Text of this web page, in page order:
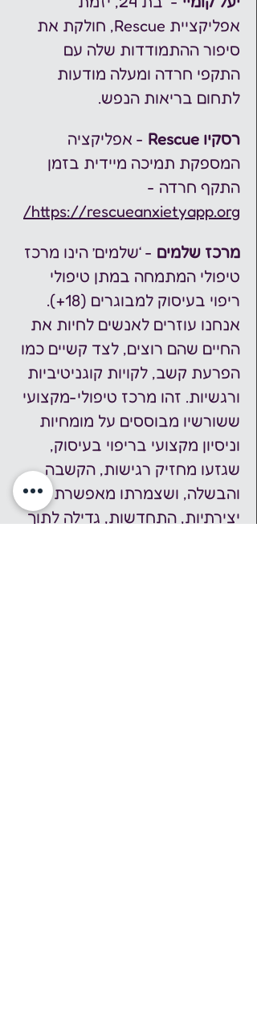
אפליקציית Rescue, חולקת את
סיפור ההתמודדות שלה עם
התקפי חרדה ומעלה מודעות
לתחום בריאות הנפש.
רסקיו Rescue
- אפליקציה
המספקת תמיכה מיידית בזמן
התקף חרדה -
https://rescueanxietyapp.org/
מרכז שלמים - ‘שלמים’ הינו מרכז
טיפולי המתמחה במתן טיפולי
ריפוי בעיסוק למבוגרים (18+).
אנחנו עוזרים לאנשים לחיות את
החיים שהם רוצים, לצד קשיים כמו
הפרעת קשב, לקויות קוגניטיביות
ורגשיות. זהו מרכז טיפולי-מקצועי
ששורשיו מבוססים על מומחיות
וניסיון מקצועי בריפוי בעיסוק,
שגזעו מחזיק רגישות, הקשבה
והבשלה, ושצמרתו מאפשרת
יצירתיות, התחדשות, גדילה לתוך